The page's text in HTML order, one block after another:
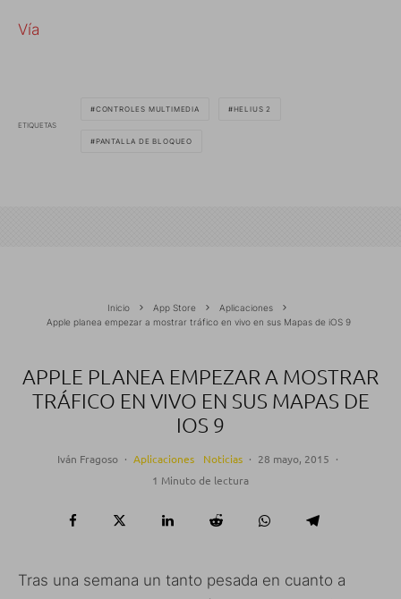
Vía
ETIQUETAS
CONTROLES MULTIMEDIA HELIUS 2
PANTALLA DE BLOQUEO
Inicio App Store
Aplicaciones
Apple planea empezar a mostrar tráfico en vivo en sus Mapas de iOS 9
APPLE PLANEA EMPEZAR A MOSTRAR
TRÁFICO EN VIVO EN SUS MAPAS DE
IOS 9
Iván Fragoso · Aplicaciones Noticias · 28 mayo, 2015 ·
1 Minuto de lectura
Tras una semana un tanto pesada en cuanto a